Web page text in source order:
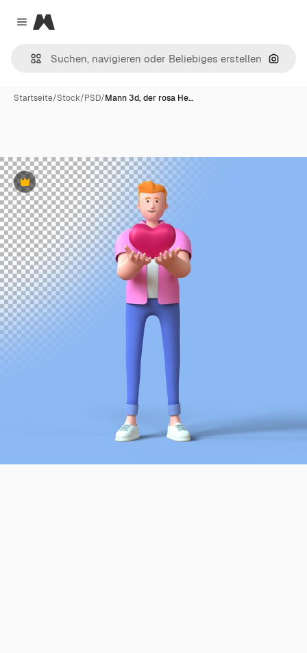
Close menu
Magnific
Nach
Startseite/Stock/PSD/Mann 3d, der rosa He…
Premium